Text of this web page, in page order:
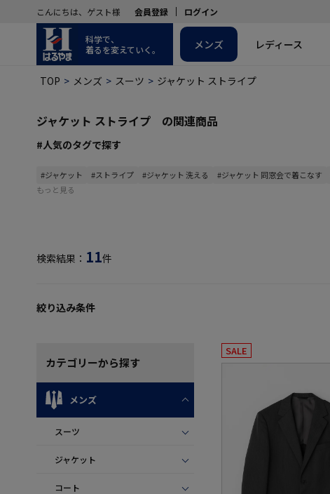
こんにちは、ゲスト様 会員登録 ログイン
科学で、
着るを変えていく。
メンズ レディース
TOP メンズ スーツ ジャケット ストライプ
ジャケット ストライプ の関連商品
#人気のタグで探す
#ジャケット #ストライプ #ジャケット 洗える #ジャケット 同窓会で着こなす
もっと見る
検索結果： 11件
絞り込み条件
カテゴリーから探す
メンズ
スーツ
ジャケット
コート
SALE